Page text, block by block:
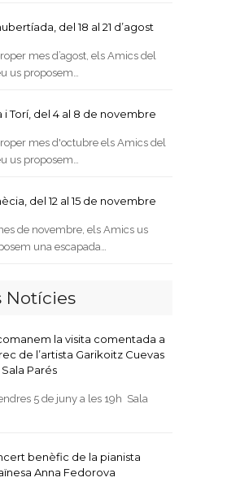
del 18 al 21 d’agost
mes d’agost, els Amics del
us proposem…
i Torí, del 4 al 8 de novembre
mes d'octubre els Amics del
us proposem…
del 12 al 15 de novembre
de novembre, els Amics us
una escapada…
Notícies
la visita comentada a
de l’artista Garikoitz Cuevas
Sala Parés
5 de juny a les 19h Sala
benèfic de la pianista
Anna Fedorova